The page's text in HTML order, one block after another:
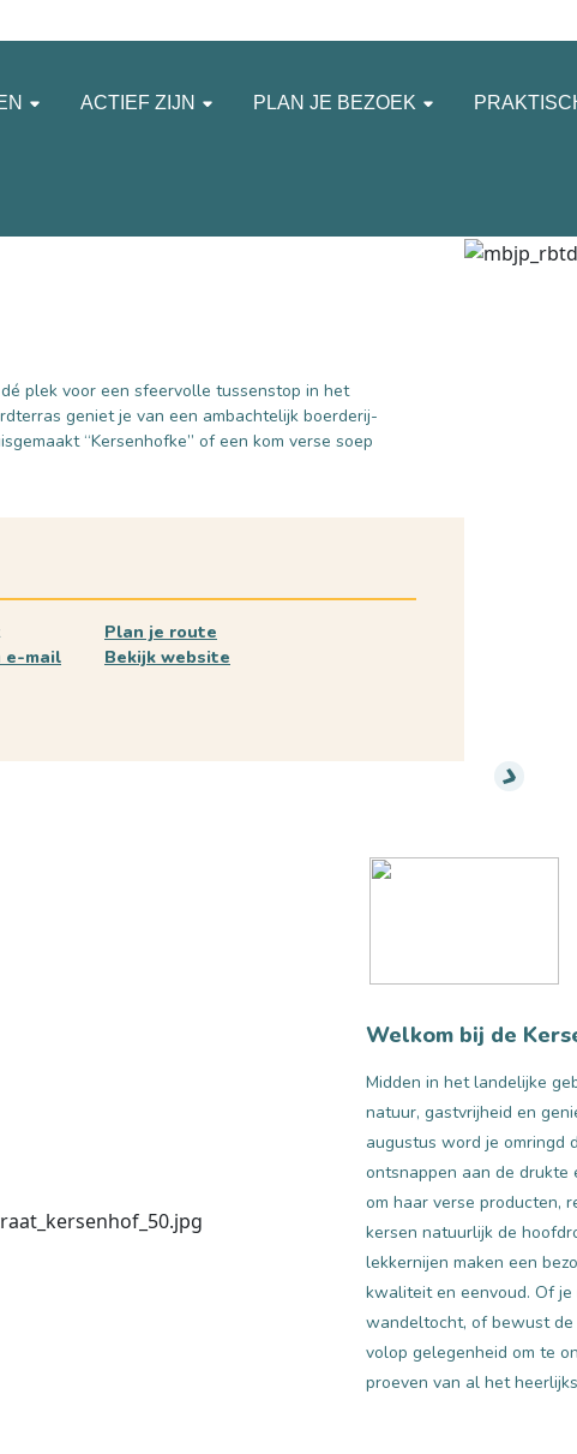
ACTIEF ZIJN PLAN JE BEZOEK
plek voor een sfeervolle tussenstop in het
geniet je van een ambachtelijk boerderij-
“Kersenhofke” of een kom verse soep
e-mail
Plan je route
Bekijk website
Welkom bij de
Midden in het landelijke
natuur, gastvrijheid en
augustus word je omringd
ontsnappen aan de drukte
om haar verse producten,
kersen natuurlijk de
lekkernijen maken een
kwaliteit en eenvoud. Of
wandeltocht, of bewust de
volop gelegenheid om te
proeven van al het